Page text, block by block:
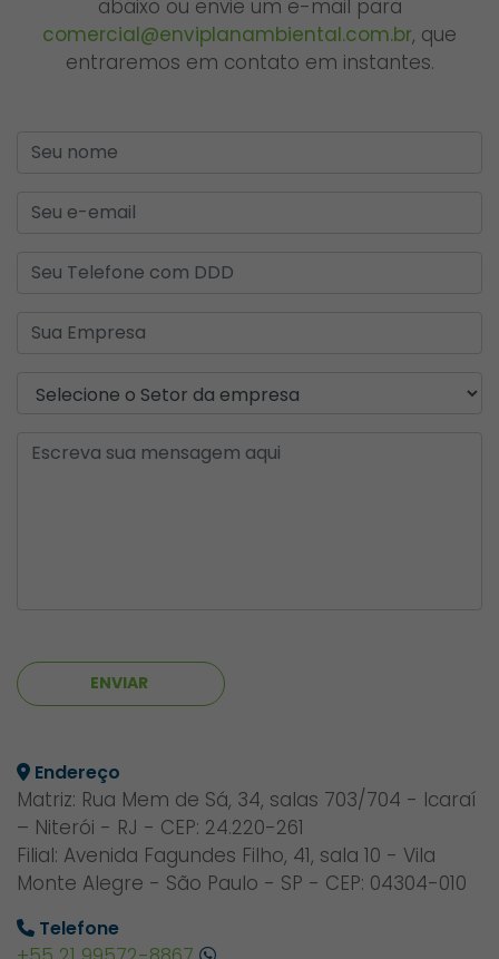
abaixo ou envie um e-mail para
comercial@enviplanambiental.com.br, que
entraremos em contato em instantes.
ENVIAR
Endereço
Matriz: Rua Mem de Sá, 34, salas 703/704 - Icaraí
– Niterói - RJ - CEP: 24.220-261
Filial: Avenida Fagundes Filho, 41, sala 10 - Vila
Monte Alegre - São Paulo - SP - CEP: 04304-010
Telefone